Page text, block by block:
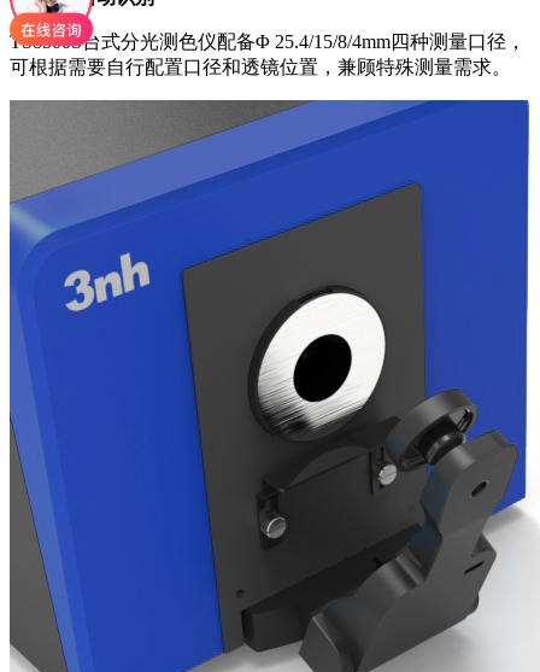
TS8500S台式分光测色仪配备Φ 25.4/15/8/4mm四种测量口径，
可根据需要自行配置口径和透镜位置，兼顾特殊测量需求。